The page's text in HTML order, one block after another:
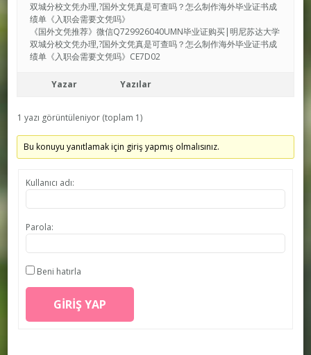
双城分校文凭办理,?国外文凭真是可查吗？怎么制作海外毕业证书成
绩单《入职会需要文凭吗》
《国外文凭推荐》微信Q729926040UMN毕业证购买|明尼苏达大学
双城分校文凭办理,?国外文凭真是可查吗？怎么制作海外毕业证书成
绩单《入职会需要文凭吗》CE7D02
Yazar Yazılar
1 yazı görüntüleniyor (toplam 1)
Bu konuyu yanıtlamak için giriş yapmış olmalısınız.
Kullanıcı adı:
Parola:
Beni hatırla
GIRIŞ YAP